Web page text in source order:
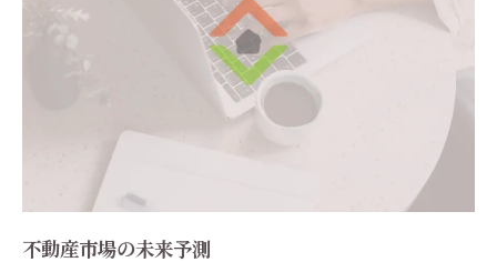
不動産市場の未来予測